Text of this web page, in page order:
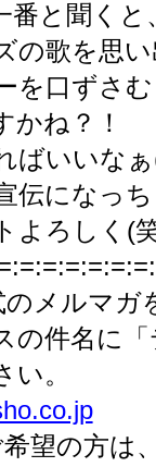
番と聞くと
の歌を思
を口ずさ
かね？！
ばいいな
伝になっ
よろしく(
メルマガ
の件名に
い。
望の方は